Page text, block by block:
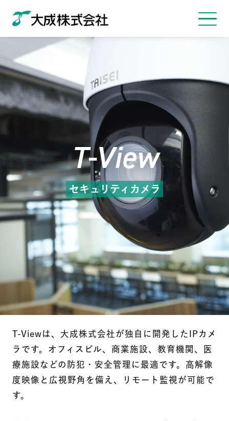
T-View
セキュリティカメラ
T-Viewは、大成株式会社が独自に開発したIPカメ
ラです。オフィスビル、商業施設、教育機関、医
療施設などの防犯・安全管理に最適です。高解像
度映像と広視野角を備え、リモート監視が可能で
す。